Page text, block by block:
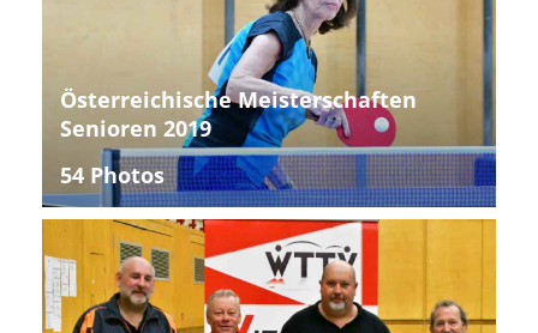
Österreichische Meisterschaften
Senioren 2019
54 Photos